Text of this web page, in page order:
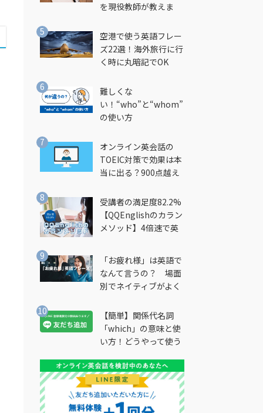
を現役教師が教えま
空港で使う英語フレー
ズ22選！海外旅行に行
く時に丸暗記でOK
難しくな
い！“who”と“whom”
の使い方
オンライン英会話の
TOEIC対策で効果は本
当に出る？900点越え
受講者の満足度82.2%
【QQEnglishのカラン
メソッド】4倍速で英
法とは？
「お疲れ様」は英語で
なんて言うの？ 場面
別でネイティブがよく
説
【簡単】関係代名詞
「which」の意味と使
い方！どうやって使う